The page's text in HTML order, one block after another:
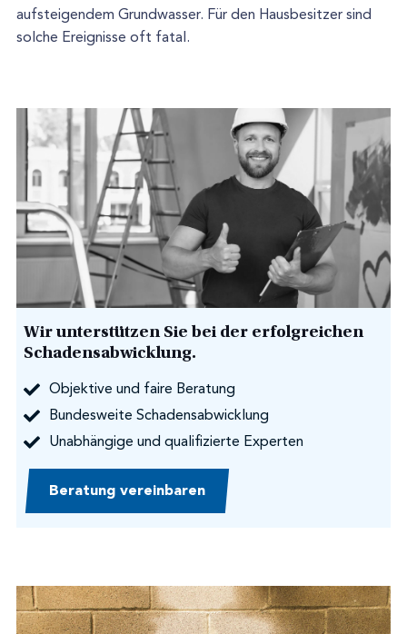
aufsteigendem Grundwasser. Für den Hausbesitzer sind
solche Ereignisse oft fatal.
Wir unterstützen Sie bei der erfolgreichen
Schadensabwicklung.
Objektive und faire Beratung
Bundesweite Schadensabwicklung
Unabhängige und qualifizierte Experten
Beratung vereinbaren